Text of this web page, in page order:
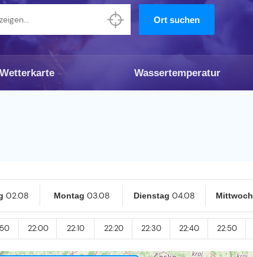
Wetterkarte Wassertemperatur
02.08 Montag 03.08 Dienstag 04.08 Mittwoch
22:00 22:10 22:20 22:30 22:40 22:50